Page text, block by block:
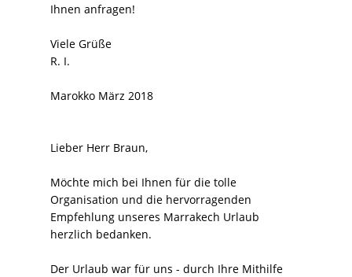
Ihnen anfragen!
Viele Grüße
R. I.
Marokko März 2018
Lieber Herr Braun,
Möchte mich bei Ihnen für die tolle
Organisation und die hervorragenden
Empfehlung unseres Marrakech Urlaub
herzlich bedanken.
Der Urlaub war für uns - durch Ihre Mithilfe